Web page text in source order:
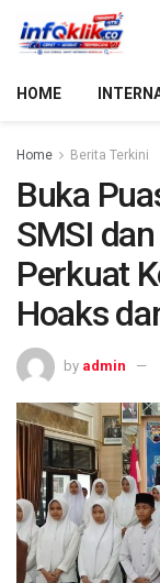
HOME
Home Berita Terkini
Buka
SMSI
Perkuat
Hoaks
by admin